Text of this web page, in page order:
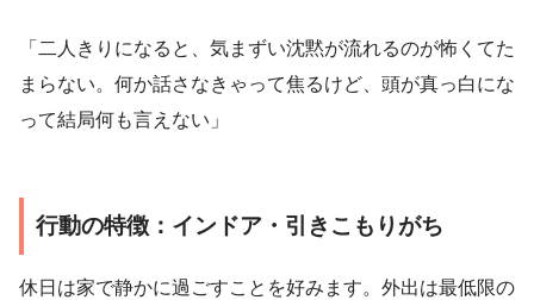
「二人きりになると、気まずい沈黙が流れるのが怖くてた
まらない。何か話さなきゃって焦るけど、頭が真っ白にな
って結局何も言えない」
行動の特徴：インドア・引きこもりがち
休日は家で静かに過ごすことを好みます。外出は最低限の